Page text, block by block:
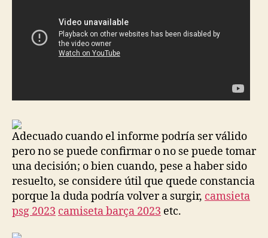
Adecuado cuando el informe podría ser válido
pero no se puede confirmar o no se puede tomar
una decisión; o bien cuando, pese a haber sido
resuelto, se considere útil que quede constancia
porque la duda podría volver a surgir, camsieta
psg 2023 camiseta barça 2023 etc.